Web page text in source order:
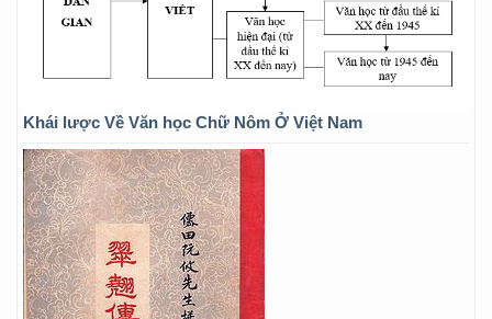
Khái lược Về Văn học Chữ Nôm Ở Việt Nam